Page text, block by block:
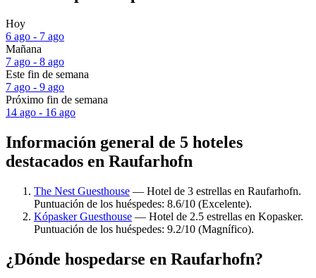
Hoy
6 ago - 7 ago
Mañana
7 ago - 8 ago
Este fin de semana
7 ago - 9 ago
Próximo fin de semana
14 ago - 16 ago
Información general de 5 hoteles
destacados en Raufarhofn
The Nest Guesthouse — Hotel de 3 estrellas en Raufarhofn.
Puntuación de los huéspedes: 8.6/10 (Excelente).
Kópasker Guesthouse — Hotel de 2.5 estrellas en Kopasker.
Puntuación de los huéspedes: 9.2/10 (Magnífico).
¿Dónde hospedarse en Raufarhofn?